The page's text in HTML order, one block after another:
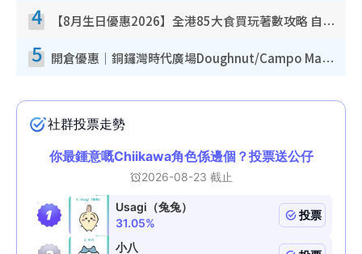
4 【8月生日優惠2026】全港85大食買玩著數攻略 自助餐/火鍋放題同行免費＋誠品/DONKI送現金券
5 開倉優惠｜銅鑼灣時代廣場Doughnut/Campo Marzio開倉低至1折！背囊、書包、手袋劈價$200起